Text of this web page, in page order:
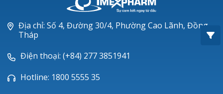
Piperacillin
Ticarlinat®
Zobacta®
Bacsulfo®
Địa chỉ: Số 4, Đường 30/4, Phường Cao Lãnh, Đồng
Tháp
Điện thoại: (+84) 277 3851941
Hotline: 1800 5555 35